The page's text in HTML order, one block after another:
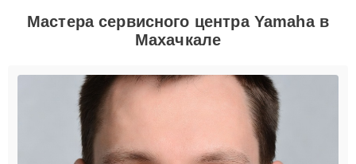
Мастера сервисного центра Yamaha в
Махачкале